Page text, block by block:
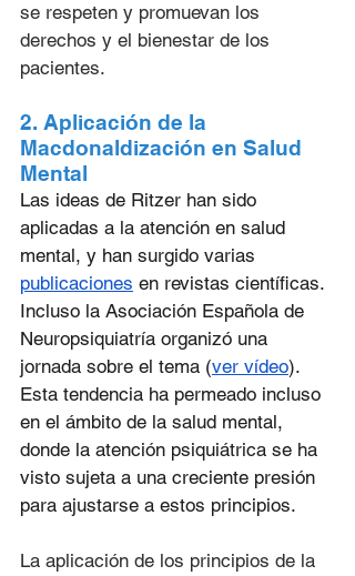
se respeten y promuevan los
derechos y el bienestar de los
pacientes.
2. Aplicación de la
Macdonaldización en Salud
Mental
Las ideas de Ritzer han sido
aplicadas a la atención en salud
mental, y han surgido varias
publicaciones en revistas científicas.
Incluso la Asociación Española de
Neuropsiquiatría organizó una
jornada sobre el tema (ver vídeo).
Esta tendencia ha permeado incluso
en el ámbito de la salud mental,
donde la atención psiquiátrica se ha
visto sujeta a una creciente presión
para ajustarse a estos principios.
La aplicación de los principios de la